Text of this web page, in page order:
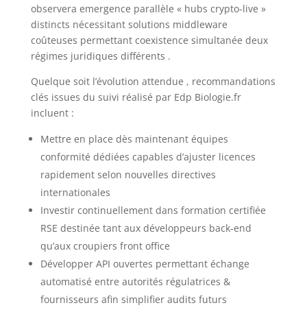
observera emergence parallèle « hubs crypto-live »
distincts nécessitant solutions middleware
coûteuses permettant coexistence simultanée deux
régimes juridiques différents .
Quelque soit l’évolution attendue , recommandations
clés issues du suivi réalisé par Edp Biologie.fr
incluent :
Mettre en place dès maintenant équipes
conformité dédiées capables d’ajuster licences
rapidement selon nouvelles directives
internationales
Investir continuellement dans formation certifiée
RSE destinée tant aux développeurs back‑end
qu’aux croupiers front office
Développer API ouvertes permettant échange
automatisé entre autorités régulatrices &
fournisseurs afin simplifier audits futurs